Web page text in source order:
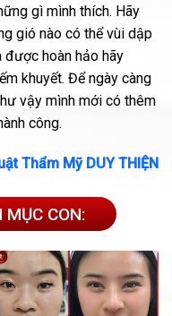
gì mình thích. Hãy
gió nào có thể vùi dập
được hoàn hảo hãy
khuyết. Để ngày càng
vậy mình mới có thêm
công.
Thẩm Mỹ DUY THIỆN
MỤC CON: